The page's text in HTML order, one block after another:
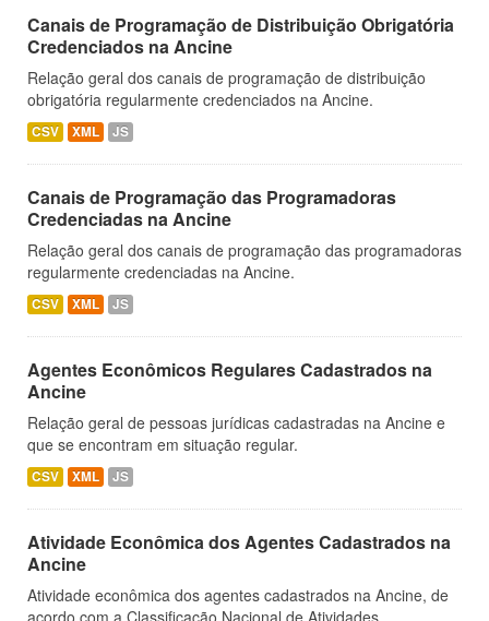
Canais de Programação de Distribuição Obrigatória
Credenciados na Ancine
Relação geral dos canais de programação de distribuição
obrigatória regularmente credenciados na Ancine.
CSV XML JS
Canais de Programação das Programadoras
Credenciadas na Ancine
Relação geral dos canais de programação das programadoras
regularmente credenciadas na Ancine.
CSV XML JS
Agentes Econômicos Regulares Cadastrados na
Ancine
Relação geral de pessoas jurídicas cadastradas na Ancine e
que se encontram em situação regular.
CSV XML JS
Atividade Econômica dos Agentes Cadastrados na
Ancine
Atividade econômica dos agentes cadastrados na Ancine, de
acordo com a Classificação Nacional de Atividades